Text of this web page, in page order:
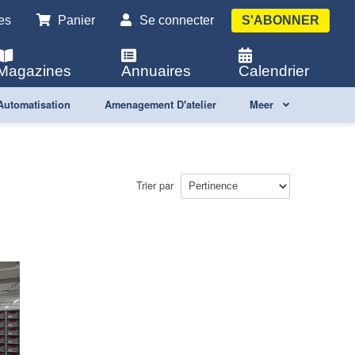
Panier Se connecter S'ABONNER
Annuaires Calendrier
Amenagement D'atelier Meer
Trier par